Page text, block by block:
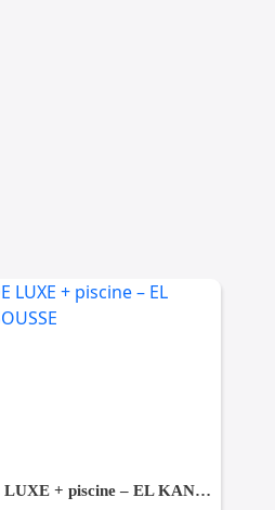
​✨ VILLA DE LUXE + piscine – EL KANTAOUI, SOUSSE